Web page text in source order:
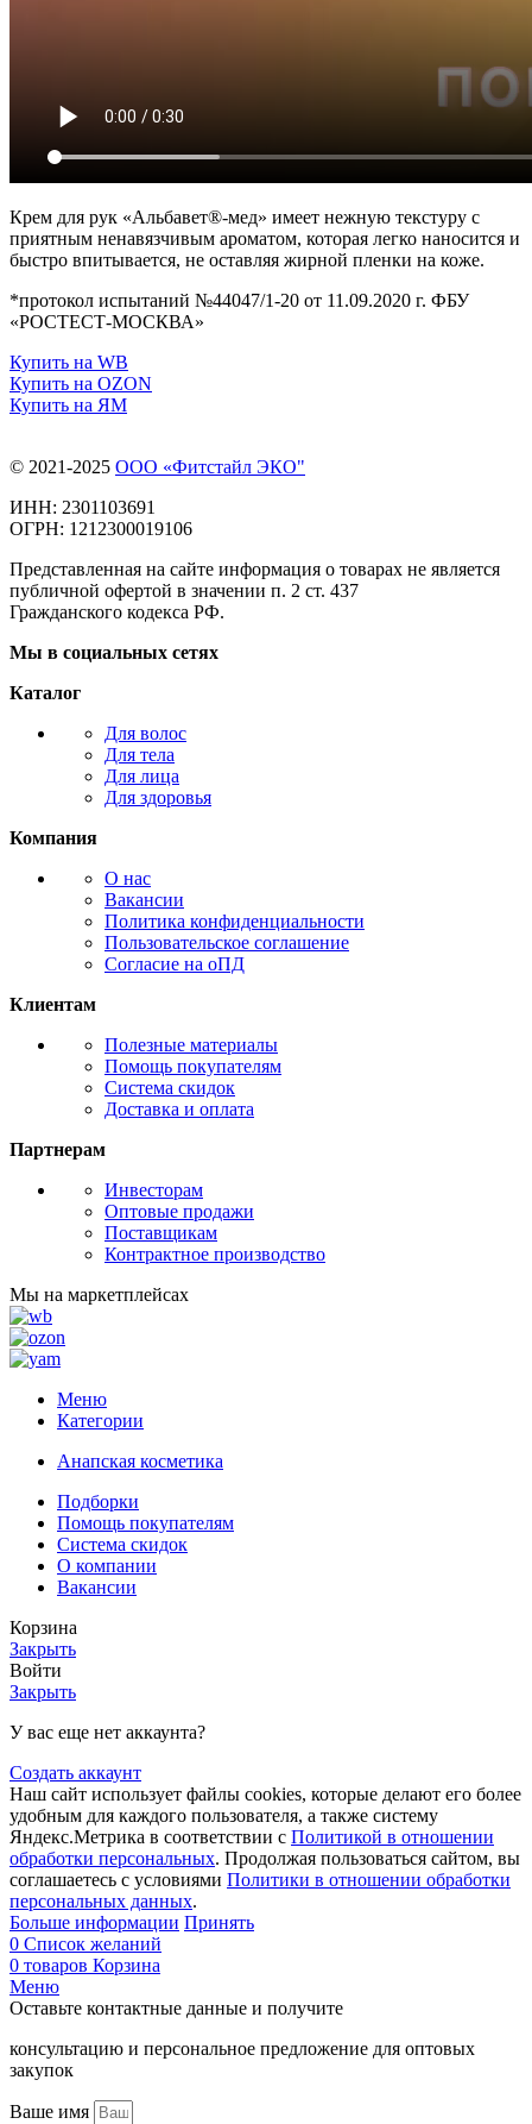
Крем для рук «Альбавет®-мед» имеет нежную текстуру с
приятным ненавязчивым ароматом, которая легко наносится и
быстро впитывается, не оставляя жирной пленки на коже.
*протокол испытаний №44047/1-20 от 11.09.2020 г. ФБУ
«РОСТЕСТ-МОСКВА»
Купить на WB
Купить на OZON
Купить на ЯМ
© 2021-2025 ООО «Фитстайл ЭКО"
ИНН: 2301103691
ОГРН: 1212300019106
Представленная на сайте информация о товарах не является
публичной офертой в значении п. 2 ст. 437
Гражданского кодекса РФ.
Мы в социальных сетях
Каталог
Для волос
Для тела
Для лица
Для здоровья
Компания
О нас
Вакансии
Политика конфиденциальности
Пользовательское соглашение
Согласие на оПД
Клиентам
Полезные материалы
Помощь покупателям
Система скидок
Доставка и оплата
Партнерам
Инвесторам
Оптовые продажи
Поставщикам
Контрактное производство
Мы на маркетплейсах
Меню
Категории
Анапская косметика
Подборки
Помощь покупателям
Система скидок
О компании
Вакансии
Корзина
Закрыть
Войти
Закрыть
У вас еще нет аккаунта?
Создать аккаунт
Наш сайт использует файлы cookies, которые делают его более
удобным для каждого пользователя, а также систему
Яндекс.Метрика в соответствии с Политикой в отношении
обработки персональных. Продолжая пользоваться сайтом, вы
соглашаетесь с условиями Политики в отношении обработки
персональных данных.
Больше информации Принять
0 Список желаний
0 товаров Корзина
Меню
Оставьте контактные данные и получите
консультацию и персональное предложение для оптовых
закупок
Ваше имя